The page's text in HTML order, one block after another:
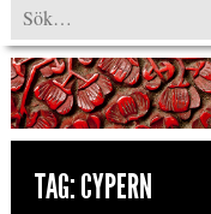
TAG:CYPERN